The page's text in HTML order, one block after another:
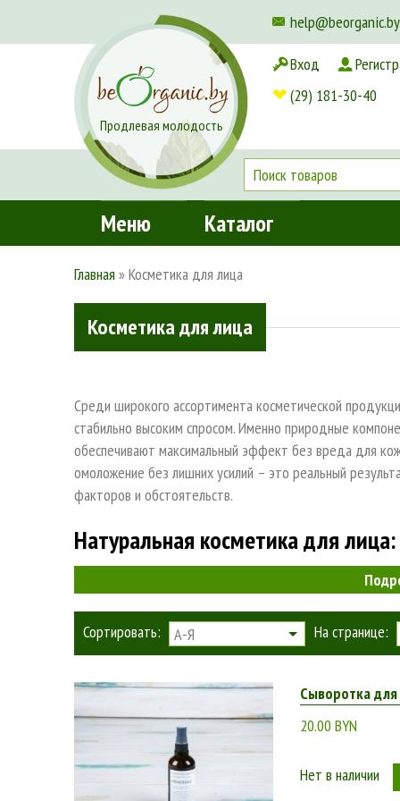
help@beorganic.by
Доставка и оплата
Продлевая молодость
Вход
(29) 181-30-40
Меню Каталог
Главная »Косметика для лица
Косметика для лица
Среди широкого ассортимента косметической
стабильно высоким спросом. Именно природные
обеспечивают максимальный эффект без вреда для
омоложение без лишних усилий – это реальный
факторов и обстоятельств.
Натуральная косметика для
В отличие от химической косметической продукции, в
только «живые» компоненты природного
побочных эффектов в виде кожных высыпаний и
косметику для проблемной кожи купит потребитель.
Только органические косметические средства могут
экологичных компонентов:
лекарственных растений;
растительных экстрактов;
Сортировать: А-Я На странице:
Сыворотка для
20.00 BYN
Нет в наличии